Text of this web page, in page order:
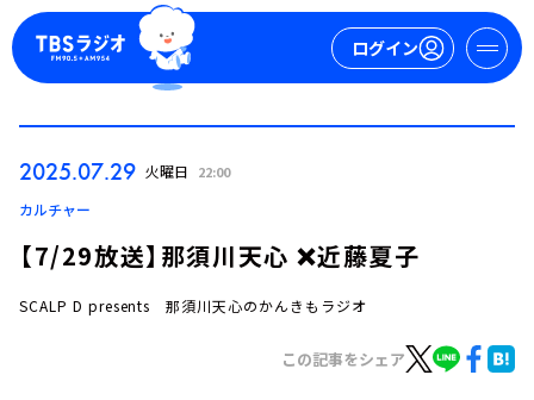
ログイン
2025.07.29 火曜日 22:00
カルチャー
【7/29放送】那須川天心 ❌近藤夏子
SCALP D presents 那須川天心のかんきもラジオ
この記事をシェア